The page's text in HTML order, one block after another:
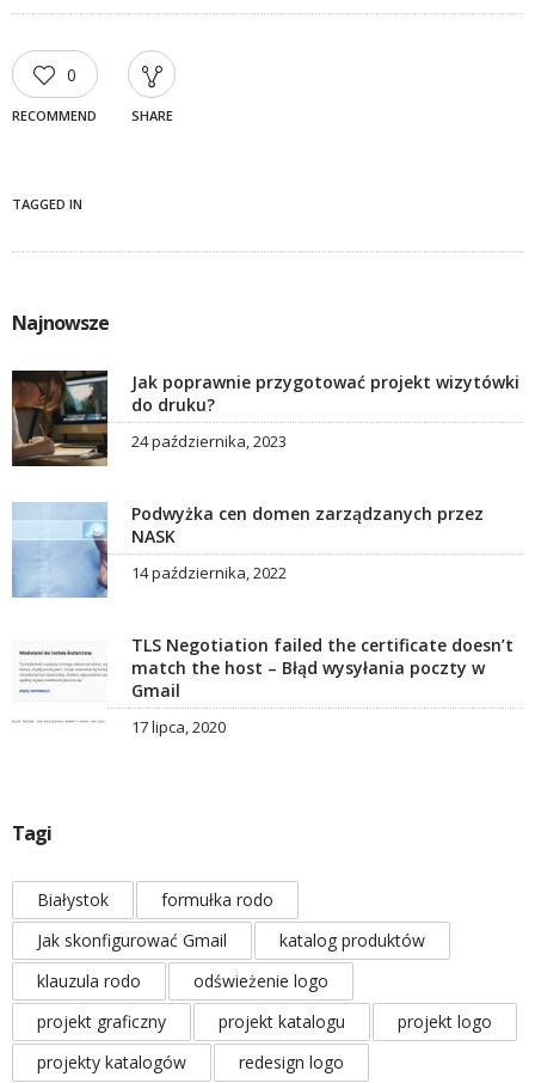
0
RECOMMEND SHARE
TAGGED IN
Najnowsze
Jak poprawnie przygotować projekt wizytówki
do druku?
24 października, 2023
Podwyżka cen domen zarządzanych przez
NASK
14 października, 2022
TLS Negotiation failed the certificate doesn’t
match the host – Błąd wysyłania poczty w
Gmail
17 lipca, 2020
Tagi
Białystok
formułka rodo
Jak skonfigurować Gmail
katalog produktów
klauzula rodo
odświeżenie logo
projekt graficzny
projekt katalogu
projekt logo
projekty katalogów
redesign logo